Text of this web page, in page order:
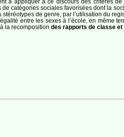
à appliquer à ce discours des critères de
catégories sociales favorisées dont la
de genre, par l’utilisation du
entre les sexes à l’école, en même
la recomposition des rapports de classe et